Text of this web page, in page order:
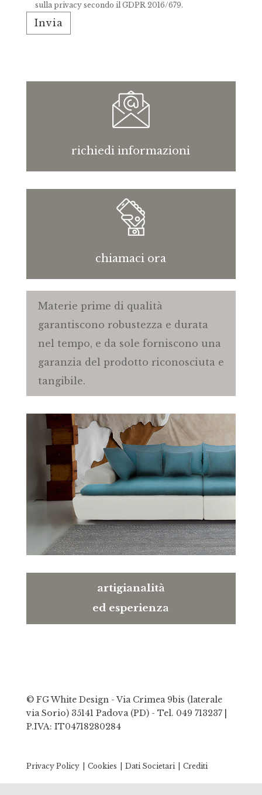
sulla privacysecondo il GDPR 2016/679.
richiedi informazioni
chiamaci ora
Materie prime di qualità
garantiscono robustezza e durata
nel tempo, e da sole forniscono una
garanzia del prodotto riconosciuta e
tangibile.
artigianalità
ed esperienza
© FG White Design - Via Crimea 9bis (laterale
via Sorio) 35141 Padova (PD) - Tel. 049 713237|
P.IVA: IT04718280284
Privacy Policy Cookies Dati Societari Crediti